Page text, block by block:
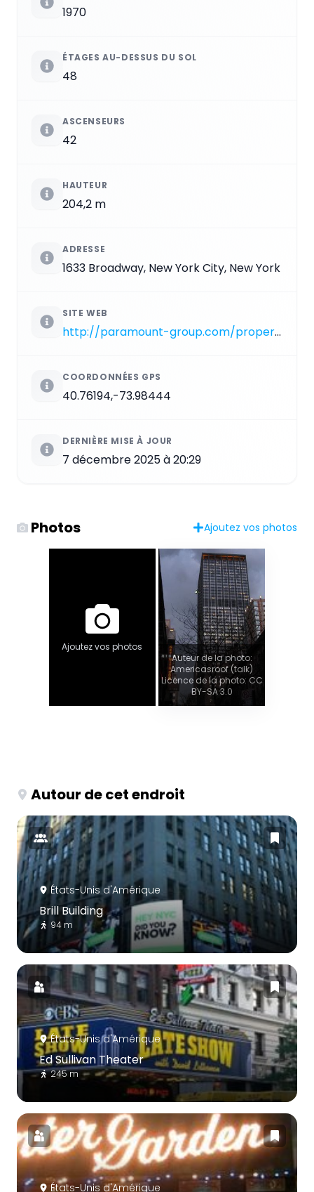
1970
ÉTAGES AU-DESSUS DU SOL
48
ASCENSEURS
42
HAUTEUR
204,2 m
ADRESSE
1633 Broadway, New York City, New York
SITE WEB
http://paramount-group.com/properties/1633bway
COORDONNÉES GPS
40.76194,-73.98444
DERNIÈRE MISE À JOUR
7 décembre 2025 à 20:29
Photos Ajoutez vos photos
Ajoutez vos photos
Auteur de la photo:
Americasroof (talk)
Licence de la photo: CC
BY-SA 3.0
Autour de cet endroit
États-Unis d'Amérique
Brill Building
94 m
États-Unis d'Amérique
Ed Sullivan Theater
245 m
États-Unis d'Amérique